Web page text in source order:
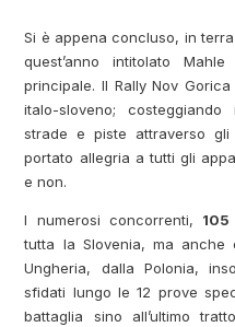
Si è appena concluso, in
quest’anno intitolato
principale. Il Rally Nov
italo-sloveno;
strade e piste attraverso
portato allegria a tutti gli
e non.
I numerosi concorrenti, 105
tutta la Slovenia, ma anche
Ungheria, dalla Polonia,
sfidati lungo le 12 prove
battaglia sino all’ultimo